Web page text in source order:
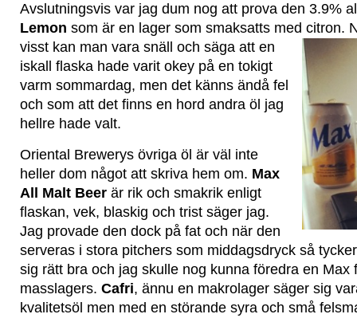
Avslutningsvis var jag dum nog att prova den 3.9%
Lemon som är en lager som smaksatts med citron.
visst kan man vara snäll och säga att en
iskall flaska hade varit okey på en tokigt
varm sommardag, men det känns ändå fel
och som att det finns en hord andra öl jag
hellre hade valt.
Oriental Brewerys övriga öl är väl inte
heller dom något att skriva hem om. Max
All Malt Beer är rik och smakrik enligt
flaskan, vek, blaskig och trist säger jag.
Jag provade den dock på fat och när den
serveras i stora pitchers som middagsdryck så
sig rätt bra och jag skulle nog kunna föredra en Max
masslagers. Cafri, ännu en makrolager säger sig
kvalitetsöl men med en störande syra och små